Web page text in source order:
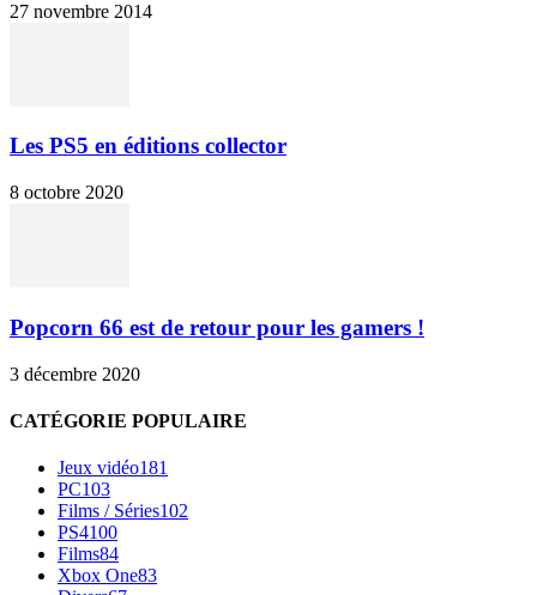
27 novembre 2014
Les PS5 en éditions collector
8 octobre 2020
Popcorn 66 est de retour pour les gamers !
3 décembre 2020
CATÉGORIE POPULAIRE
Jeux vidéo181
PC103
Films / Séries102
PS4100
Films84
Xbox One83